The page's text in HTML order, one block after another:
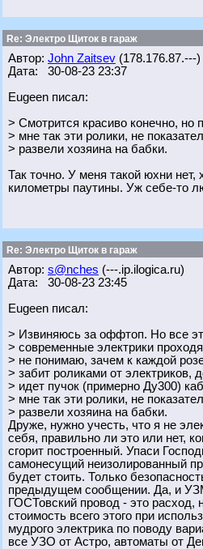
Re: Электро Щиток в гараж
Автор: John Zaitsev (178.176.87.---)
Дата: 30-08-23 23:37
Eugeen писал:
> Смотрится красиво конечно, но
> мне так эти ролики, не
> развели хозяина на бабки.
Так точно. У меня такой юхни нет,
километры паутины. Уж себе-то
Re: Электро Щиток в гараж
Автор: s@nches (---.ip.ilogica.ru)
Дата: 30-08-23 23:45
Eugeen писал:
> Извиняюсь за оффтоп. Но все
> современные электрики
> не понимаю, зачем к каждой
> забит роликами от электриков,
> идет пучок (примерно Ду300)
> мне так эти ролики, не
> развели хозяина на бабки.
Друже, нужно учесть, что я не
себя, правильно ли это или нет,
сгорит построенный. Упаси
самонесущий неизолированный
будет стоить. Только
предыдущем сообщении. Да, и
ГОСТовский провод - это расход,
стоимость всего этого при
мудрого электрика по поводу
все УЗО от Астро, автоматы от